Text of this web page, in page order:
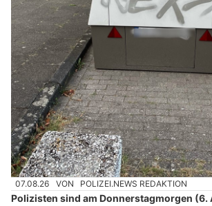
07.08.26 VON POLIZEI.NEWS REDAKTION
Polizisten sind am Donnerstagmorgen (6.